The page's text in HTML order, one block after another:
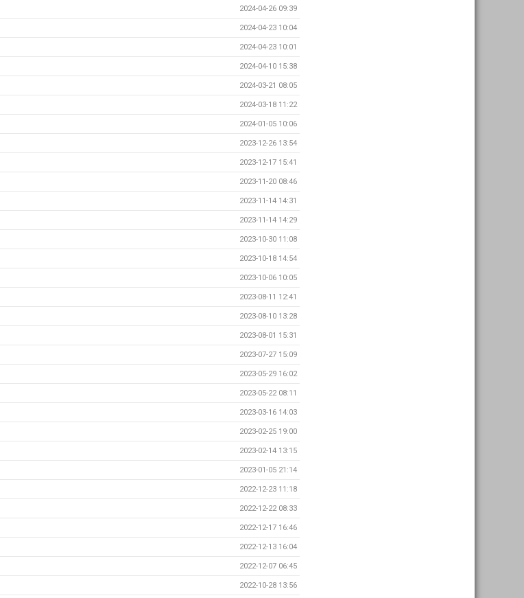
2024-04-26 09:39
2024-04-23 10:04
2024-04-23 10:01
2024-04-10 15:38
2024-03-21 08:05
2024-03-18 11:22
2024-01-05 10:06
2023-12-26 13:54
2023-12-17 15:41
2023-11-20 08:46
2023-11-14 14:31
2023-11-14 14:29
2023-10-30 11:08
2023-10-18 14:54
2023-10-06 10:05
2023-08-11 12:41
2023-08-10 13:28
2023-08-01 15:31
2023-07-27 15:09
2023-05-29 16:02
2023-05-22 08:11
2023-03-16 14:03
2023-02-25 19:00
2023-02-14 13:15
2023-01-05 21:14
2022-12-23 11:18
2022-12-22 08:33
2022-12-17 16:46
2022-12-13 16:04
2022-12-07 06:45
2022-10-28 13:56